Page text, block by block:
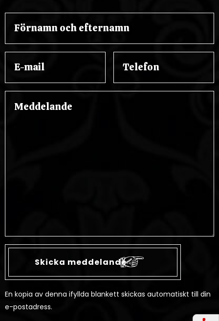
En kopia av denna ifyllda blankett skickas automatiskt till din
e-postadress.